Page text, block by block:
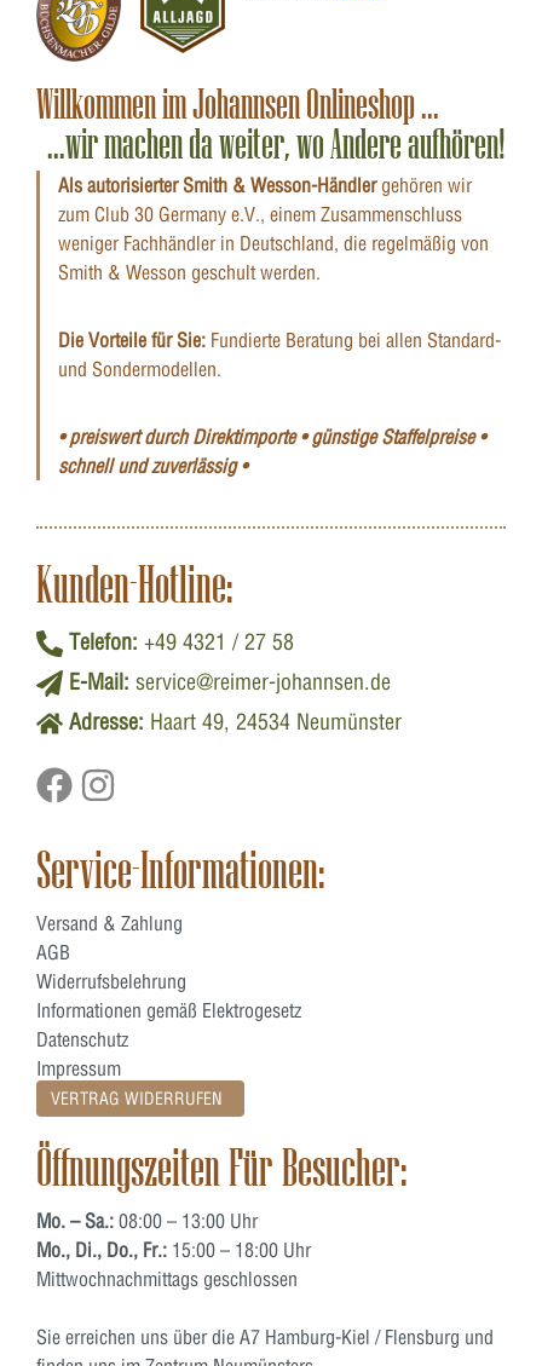
Willkommen im Johannsen Onlineshop ...
...wir machen da weiter, wo Andere aufhören!
Als autorisierter Smith & Wesson-Händlergehören wir
zum Club 30 Germany e.V., einem Zusammenschluss
weniger Fachhändler in Deutschland, die regelmäßig von
Smith & Wesson geschult werden.
Die Vorteile für Sie: Fundierte Beratung bei allen Standard-
und Sondermodellen.
• preiswert durch Direktimporte • günstige Staffelpreise •
schnell und zuverlässig •
Kunden-Hotline:
Telefon: +49 4321 / 27 58
E-Mail: service@reimer-johannsen.de
Adresse: Haart 49, 24534 Neumünster
Service-Informationen:
Versand & Zahlung
AGB
Widerrufsbelehrung
Informationen gemäß Elektrogesetz
Datenschutz
Impressum
VERTRAG WIDERRUFEN
Öffnungszeiten Für Besucher:
Mo. – Sa.: 08:00 – 13:00 Uhr
Mo., Di., Do., Fr.: 15:00 – 18:00 Uhr
Mittwochnachmittags geschlossen
Sie erreichen uns über die A7 Hamburg-Kiel / Flensburg und